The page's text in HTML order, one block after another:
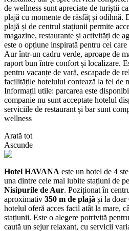
de wellness sunt apreciate de turiștii
plajă cu momente de răsfăț și odihnă.
plajă și de centrul stațiunii permite
magazine, restaurante și activități de
este o opțiune inspirată pentru cei
Aur într-un cadru verde, aproape de
raport bun între confort și localizare.
pentru vacanțe de vară, escapade de
facilitățile hotelului contează la fel de
Informații utile: parcarea este
companie nu sunt acceptate hotelul
serviciile de restaurant și bar sunt
wellness
Arată tot
Ascunde
Hotel HAVANA este un hotel de 4
una dintre cele mai iubite stațiuni de
Nisipurile de Aur. Poziționat în
aproximativ 350 m de plajă și la doar
hotelul oferă acces facil atât la mare,
stațiunii. Este o alegere potrivită
caută un sejur relaxant, cu servicii